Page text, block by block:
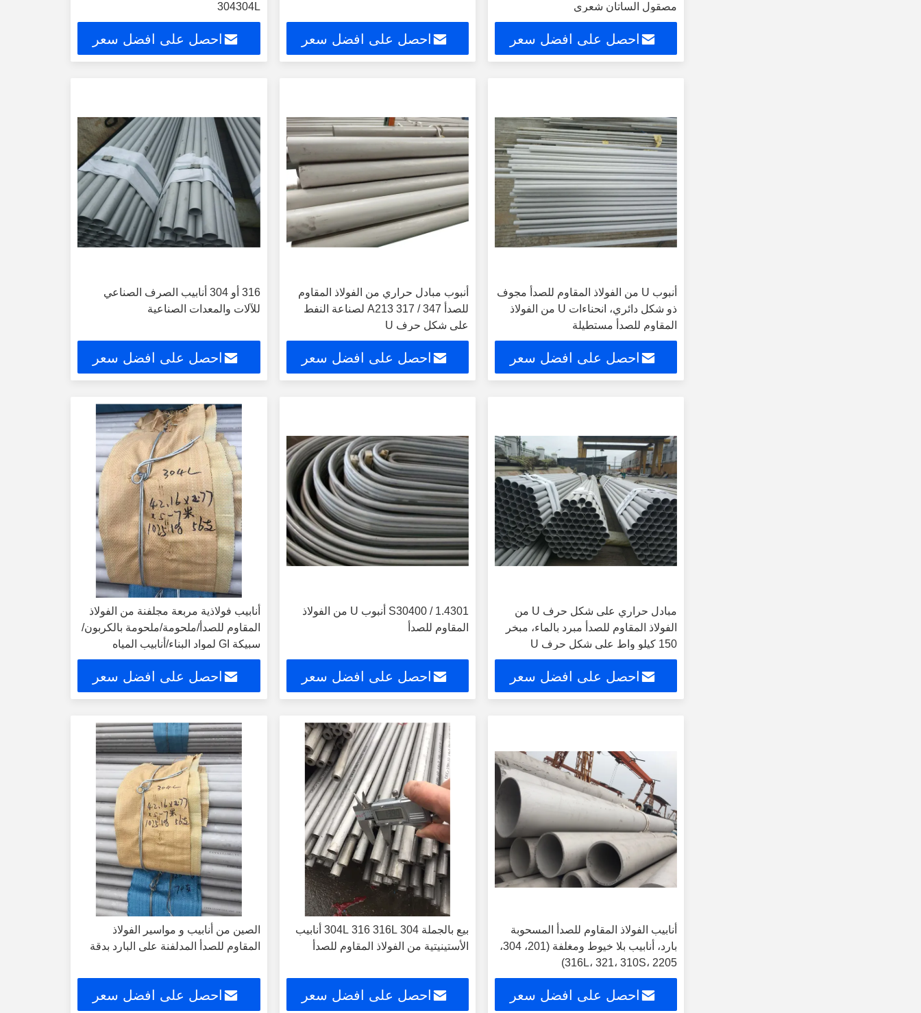
مصقول الساتان شعري
احصل على افضل سعر احصل على افضل سعر
304304L
احصل على افضل سعر
أنبوب U من الفولاذ المقاوم للصدأ مجوف
ذو شكل دائري، انحناءات U من الفولاذ
المقاوم للصدأ مستطيلة
احصل على افضل سعر
أنبوب مبادل حراري من الفولاذ المقاوم
للصدأ A213 317 / 347 لصناعة النفط
على شكل حرف U
احصل على افضل سعر
316 أو 304 أنابيب الصرف الصناعي
للآلات والمعدات الصناعية
احصل على افضل سعر
مبادل حراري على شكل حرف U من
الفولاذ المقاوم للصدأ مبرد بالماء، مبخر
150 كيلو واط على شكل حرف U
احصل على افضل سعر
S30400 / 1.4301 أنبوب U من الفولاذ
المقاوم للصدأ
احصل على افضل سعر
أنابيب فولاذية مربعة مجلفنة من الفولاذ
المقاوم للصدأ/ملحومة/ملحومة بالكربون/
سبيكة GI لمواد البناء/أنابيب المياه
احصل على افضل سعر
أنابيب الفولاذ المقاوم للصدأ المسحوبة
بارد، أنابيب بلا خيوط ومغلفة (201، 304،
316L، 321، 310S، 2205)
احصل على افضل سعر
بيع بالجملة 304 304L 316 316L أنابيب
الأستينيتية من الفولاذ المقاوم للصدأ
احصل على افضل سعر
الصين من أنابيب و مواسير الفولاذ
المقاوم للصدأ المدلفنة على البارد بدقة
احصل على افضل سعر